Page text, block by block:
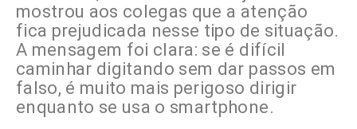
mostrou aos colegas que a atenção
fica prejudicada nesse tipo de situação.
A mensagem foi clara: se é difícil
caminhar digitando sem dar passos em
falso, é muito mais perigoso dirigir
enquanto se usa o smartphone.